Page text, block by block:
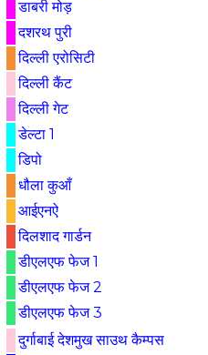
डाबरी मोड़
दशरथ पुरी
दिल्ली एरोसिटी
दिल्ली कैंट
दिल्ली गेट
डेल्टा 1
डिपो
धौला कुआँ
आईएनऐ
दिलशाद गार्डन
डीएलएफ फेज 1
डीएलएफ फेज 2
डीएलएफ फेज 3
दुर्गाबाई देशमुख साउथ कैम्पस